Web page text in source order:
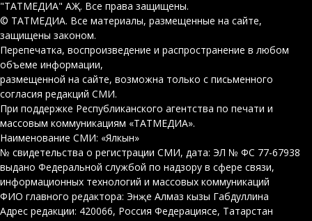
"ТАТМЕДИА" АҖ. Все права защищены.
© ТАТМЕДИА. Все материалы, размещенные на сайте,
защищены законом.
Перепечатка, воспроизведение и распространение в любом
объеме информации,
размещенной на сайте, возможна только с письменного
согласия редакций СМИ.
При поддержке Республиканского агентства по печати и
массовым коммуникациям «ТАТМЕДИА».
Наименование СМИ: «Ялкын»
№ свидетельства о регистрации СМИ, дата: ЭЛ № ФС 77-67938
выдано Федеральной службой по надзору в сфере связи,
информационных технологий и массовых коммуникаций
ФИО главного редактора: Энҗе Алмаз кызы Габдуллина
Адрес редакции: 420066, Россия Федерациясе, Татарстан